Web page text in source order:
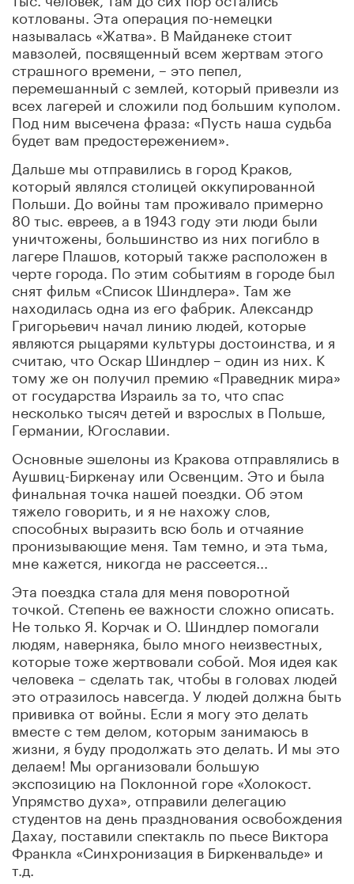
котлованы. Эта операция по-немецки
называлась «Жатва». В Майданеке стоит
мавзолей, посвященный всем жертвам этого
страшного времени, – это пепел,
перемешанный с землей, который привезли из
всех лагерей и сложили под большим куполом.
Под ним высечена фраза: «Пусть наша судьба
будет вам предостережением».
Дальше мы отправились в город Краков,
который являлся столицей оккупированной
Польши. До войны там проживало примерно
80 тыс. евреев, а в 1943 году эти люди были
уничтожены, большинство из них погибло в
лагере Плашов, который также расположен в
черте города. По этим событиям в городе был
снят фильм «Список Шиндлера». Там же
находилась одна из его фабрик. Александр
Григорьевич начал линию людей, которые
являются рыцарями культуры достоинства, и я
считаю, что Оскар Шиндлер – один из них. К
тому же он получил премию «Праведник мира»
от государства Израиль за то, что спас
несколько тысяч детей и взрослых в Польше,
Германии, Югославии.
Основные эшелоны из Кракова отправлялись в
Аушвиц-Биркенау или Освенцим. Это и была
финальная точка нашей поездки. Об этом
тяжело говорить, и я не нахожу слов,
способных выразить всю боль и отчаяние
пронизывающие меня. Там темно, и эта тьма,
мне кажется, никогда не рассеется...
Эта поездка стала для меня поворотной
точкой. Степень ее важности сложно описать.
Не только Я. Корчак и О. Шиндлер помогали
людям, наверняка, было много неизвестных,
которые тоже жертвовали собой. Моя идея как
человека – сделать так, чтобы в головах людей
это отразилось навсегда. У людей должна быть
прививка от войны. Если я могу это делать
вместе с тем делом, которым занимаюсь в
жизни, я буду продолжать это делать. И мы это
делаем! Мы организовали большую
экспозицию на Поклонной горе «Холокост.
Упрямство духа», отправили делегацию
студентов на день празднования освобождения
Дахау, поставили спектакль по пьесе Виктора
Франкла «Синхронизация в Биркенвальде» и
т.д.